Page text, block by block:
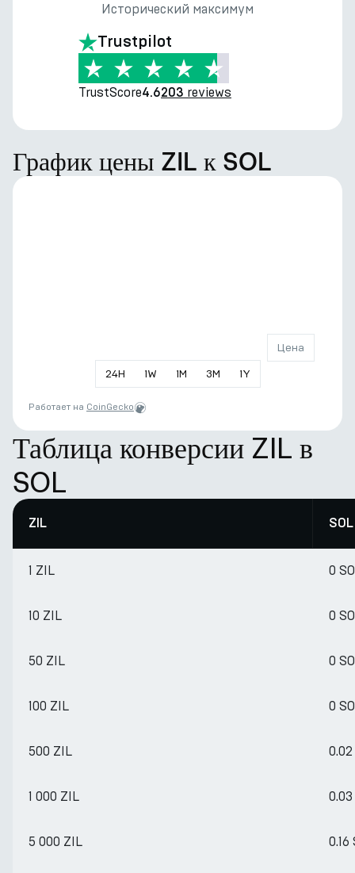
Исторический максимум
Trustpilot
TrustScore4.6203 reviews
График цены ZIL к SOL
24H 1W 1M 3M 1Y
Цена
Работает на CoinGecko
Таблица конверсии ZIL в
SOL
ZIL SOL
1 ZIL 0
10 ZIL 0
50 ZIL 0
100 ZIL 0
500 ZIL 0.02
1 000 ZIL 0.03
5 000 ZIL 0.16